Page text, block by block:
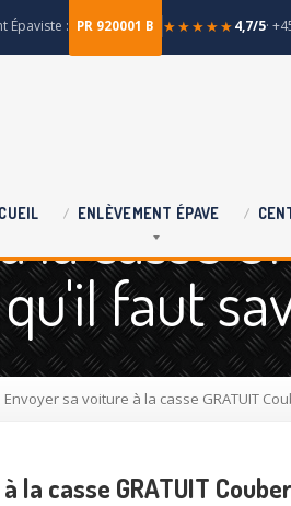
Épaviste : PR 920001 B ★★★★★4,7/5·
ENLÈVEMENT ÉPAVE
la casse
faut
Envoyer sa voiture à la casse GRATUIT
la casse GRATUIT